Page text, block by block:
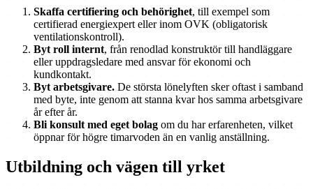
Skaffa certifiering och behörighet, till exempel som
certifierad energiexpert eller inom OVK (obligatorisk
ventilationskontroll).
Byt roll internt, från renodlad konstruktör till handläggare
eller uppdragsledare med ansvar för ekonomi och
kundkontakt.
Byt arbetsgivare. De största lönelyften sker oftast i samband
med byte, inte genom att stanna kvar hos samma arbetsgivare
år efter år.
Bli konsult med eget bolag om du har erfarenheten, vilket
öppnar för högre timarvoden än en vanlig anställning.
Utbildning och vägen till yrket